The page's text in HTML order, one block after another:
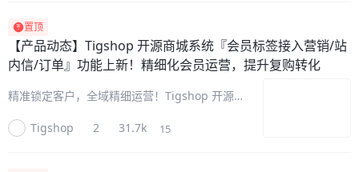
置顶
【产品动态】 Tigshop 开源商城系统『会员标签接入营销/站
内信/订单』功能上新！精细化会员运营，提升复购转化
精准锁定客户，全域精细运营！Tigshop 开源
销活动、站内信群发、订单筛选”三大链路，彻
Tigshop 2 31.7k 15